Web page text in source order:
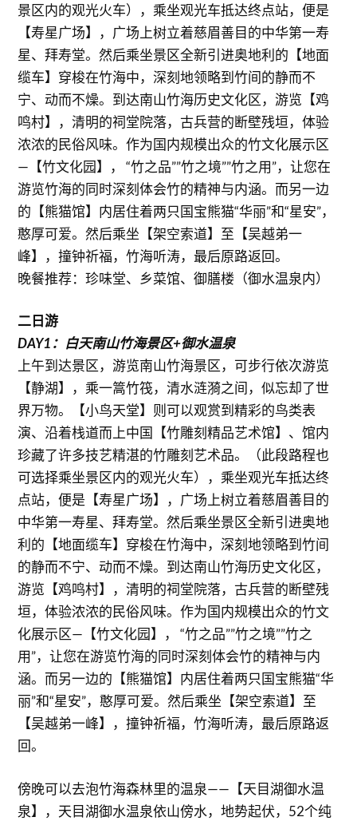
景区内的观光火车），乘坐观光车抵达终点站，便是
【寿星广场】，广场上树立着慈眉善目的中华第一寿
星、拜寿堂。然后乘坐景区全新引进奥地利的【地面
缆车】穿梭在竹海中，深刻地领略到竹间的静而不
宁、动而不燥。到达南山竹海历史文化区，游览【鸡
鸣村】，清明的祠堂院落，古兵营的断壁残垣，体验
浓浓的民俗风味。作为国内规模出众的竹文化展示区
—【竹文化园】， “竹之品””竹之境””竹之用”，让您在
游览竹海的同时深刻体会竹的精神与内涵。而另一边
的【熊猫馆】内居住着两只国宝熊猫“华丽”和“星安”，
憨厚可爱。然后乘坐【架空索道】至【吴越弟一
峰】，撞钟祈福，竹海听涛，最后原路返回。
晚餐推荐：珍味堂、乡菜馆、御膳楼（御水温泉内）
二日游
DAY1：白天南山竹海景区+御水温泉
上午到达景区，游览南山竹海景区，可步行依次游览
【静湖】，乘一篙竹筏，清水涟漪之间，似忘却了世
界万物。【小鸟天堂】则可以观赏到精彩的鸟类表
演、沿着栈道而上中国【竹雕刻精品艺术馆】、馆内
珍藏了许多技艺精湛的竹雕刻艺术品。（此段路程也
可选择乘坐景区内的观光火车），乘坐观光车抵达终
点站，便是【寿星广场】，广场上树立着慈眉善目的
中华第一寿星、拜寿堂。然后乘坐景区全新引进奥地
利的【地面缆车】穿梭在竹海中，深刻地领略到竹间
的静而不宁、动而不燥。到达南山竹海历史文化区，
游览【鸡鸣村】，清明的祠堂院落，古兵营的断壁残
垣，体验浓浓的民俗风味。作为国内规模出众的竹文
化展示区—【竹文化园】， “竹之品””竹之境””竹之
用”，让您在游览竹海的同时深刻体会竹的精神与内
涵。而另一边的【熊猫馆】内居住着两只国宝熊猫“华
丽”和“星安”，憨厚可爱。然后乘坐【架空索道】至
【吴越弟一峰】，撞钟祈福，竹海听涛，最后原路返
回。
傍晚可以去泡竹海森林里的温泉——【天目湖御水温
泉】，天目湖御水温泉依山傍水，地势起伏，52个纯